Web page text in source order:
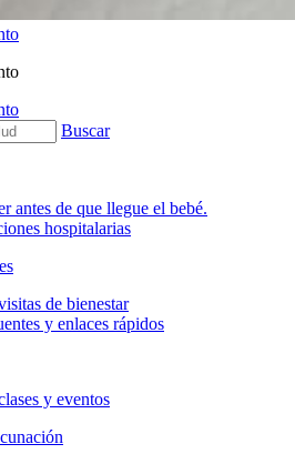
Buscar
antes de que llegue el bebé.
hospitalarias
de bienestar
y enlaces rápidos
y eventos